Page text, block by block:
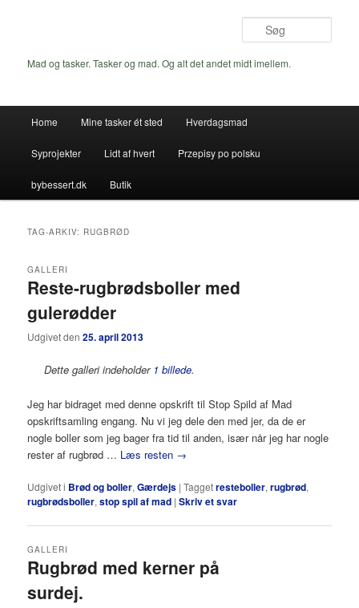
indhold
indholdMad og tasker. Tasker og mad. Og alt det andet midt imellem.
Home Mine tasker ét sted Hverdagsmad
Syprojekter Lidt af hvert Przepisy po polsku
bybessert.dk Butik
TAG-ARKIV: RUGBRØD
Reste-rugbrødsboller med
gulerødder
GALLERI
Udgivet den25. april 2013
Dette galleri indeholder 1 billede.
Jeg har bidraget med denne opskrift til Stop Spild af Mad
opskriftsamling engang. Nu vi jeg dele den med jer, da de er
nogle boller som jeg bager fra tid til anden, især når jeg har nogle
rester af rugbrød … Læs resten →
Udgivet i Brød og boller,Gærdejs |Taggetresteboller,rugbrød,
rugbrødsboller,stop spil af mad |Skriv et svar
Rugbrød med kerner på
surdej.
GALLERI